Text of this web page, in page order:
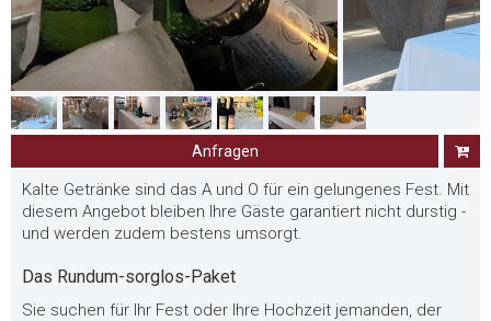
Anfragen
Kalte Getränke sind das A und O für ein gelungenes Fest. Mit
diesem Angebot bleiben Ihre Gäste garantiert nicht durstig -
und werden zudem bestens umsorgt.
Das Rundum-sorglos-Paket
Sie suchen für Ihr Fest oder Ihre Hochzeit jemanden, der